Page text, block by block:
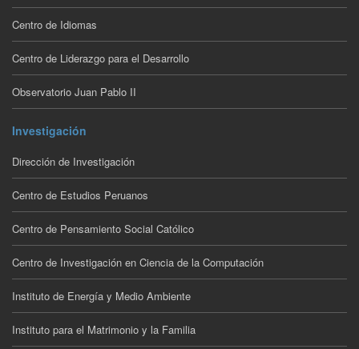
Centro de Idiomas
Centro de Liderazgo para el Desarrollo
Observatorio Juan Pablo II
Investigación
Dirección de Investigación
Centro de Estudios Peruanos
Centro de Pensamiento Social Católico
Centro de Investigación en Ciencia de la Computación
Instituto de Energía y Medio Ambiente
Instituto para el Matrimonio y la Familia